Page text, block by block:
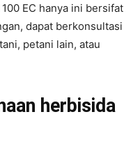
EC hanya ini bersifat
dapat berkonsultasi
petani lain, atau
herbisida